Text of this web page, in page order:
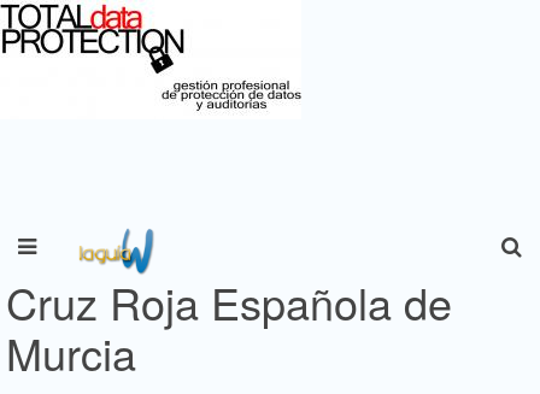
Cruz Roja Española de
Murcia